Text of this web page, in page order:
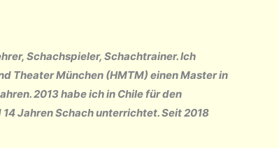
Schachspieler, Schachtrainer. Ich
Theater München (HMTM) einen Master in
2013 habe ich in Chile für den
Jahren Schach unterrichtet. Seit 2018